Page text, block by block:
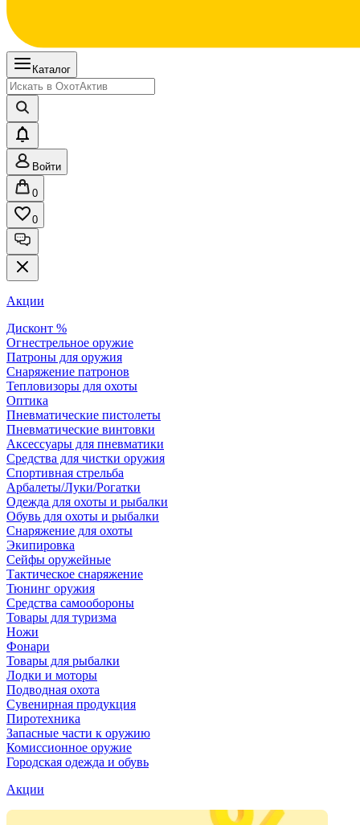
Каталог
Войти
0
0
Акции
Дисконт %
Огнестрельное оружие
Патроны для оружия
Снаряжение патронов
Тепловизоры для охоты
Оптика
Пневматические пистолеты
Пневматические винтовки
Аксессуары для пневматики
Средства для чистки оружия
Спортивная стрельба
Арбалеты/Луки/Рогатки
Одежда для охоты и рыбалки
Обувь для охоты и рыбалки
Снаряжение для охоты
Экипировка
Сейфы оружейные
Тактическое снаряжение
Тюнинг оружия
Средства самообороны
Товары для туризма
Ножи
Фонари
Товары для рыбалки
Лодки и моторы
Подводная охота
Сувенирная продукция
Пиротехника
Запасные части к оружию
Комиссионное оружие
Городская одежда и обувь
Акции